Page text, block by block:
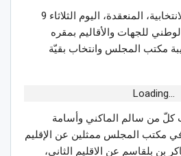
أسفرت الجلسة العامة الانتخابية، المنعقدة، اليوم الثلاثاء 9
الوطني للجهات والأقاليم بمقره
مكتب المجلس وانتخاب بقيّة
Loading...
كلّ من سالم الماكني وأسامة
مكتب المجلس ممثلين عن الإقليم
بن بلقاسم عن الاقليم الثاني،